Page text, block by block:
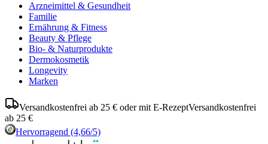
Arzneimittel & Gesundheit
Familie
Ernährung & Fitness
Beauty & Pflege
Bio- & Naturprodukte
Dermokosmetik
Longevity
Marken
Versandkostenfrei ab 25 € oder mit E-RezeptVersandkostenfrei
ab 25 €
Hervorragend (4,66/5)